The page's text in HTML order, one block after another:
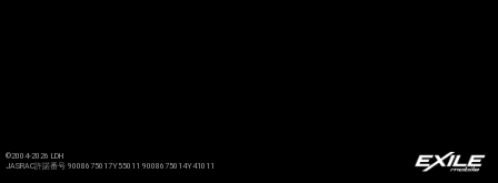
©2004-2026 LDH
JASRAC許諾番号 9008675017Y55011 9008675014Y41011